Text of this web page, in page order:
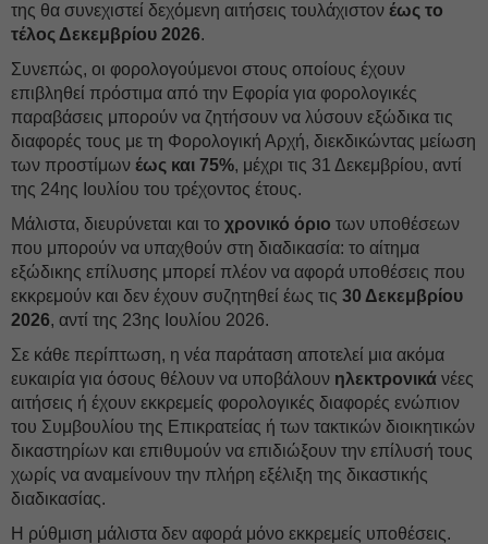
της θα συνεχιστεί δεχόμενη αιτήσεις τουλάχιστον έως το
τέλος Δεκεμβρίου 2026.
Συνεπώς, οι φορολογούμενοι στους οποίους έχουν
επιβληθεί πρόστιμα από την Εφορία για φορολογικές
παραβάσεις μπορούν να ζητήσουν να λύσουν εξώδικα τις
διαφορές τους με τη Φορολογική Αρχή, διεκδικώντας μείωση
των προστίμων έως και 75%, μέχρι τις 31 Δεκεμβρίου, αντί
της 24ης Ιουλίου του τρέχοντος έτους.
Μάλιστα, διευρύνεται και το χρονικό όριο των υποθέσεων
που μπορούν να υπαχθούν στη διαδικασία: το αίτημα
εξώδικης επίλυσης μπορεί πλέον να αφορά υποθέσεις που
εκκρεμούν και δεν έχουν συζητηθεί έως τις 30 Δεκεμβρίου
2026, αντί της 23ης Ιουλίου 2026.
Σε κάθε περίπτωση, η νέα παράταση αποτελεί μια ακόμα
ευκαιρία για όσους θέλουν να υποβάλουν ηλεκτρονικά νέες
αιτήσεις ή έχουν εκκρεμείς φορολογικές διαφορές ενώπιον
του Συμβουλίου της Επικρατείας ή των τακτικών διοικητικών
δικαστηρίων και επιθυμούν να επιδιώξουν την επίλυσή τους
χωρίς να αναμείνουν την πλήρη εξέλιξη της δικαστικής
διαδικασίας.
Η ρύθμιση μάλιστα δεν αφορά μόνο εκκρεμείς υποθέσεις.